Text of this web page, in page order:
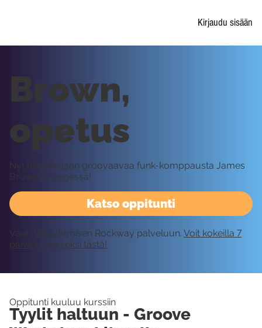
Kirjaudu sisään
Katso oppitunti
Brown,
opetus
Nyt harjoitellaan groovaavaa funk-komppausta James
Brownin hengessä!
Vaatii kirjautumisen Rockway palveluun. Voit kokeilla 7
päivää ilmaiseksi tästä!
Oppitunti kuuluu kurssiin
Tyylit haltuun - Groove